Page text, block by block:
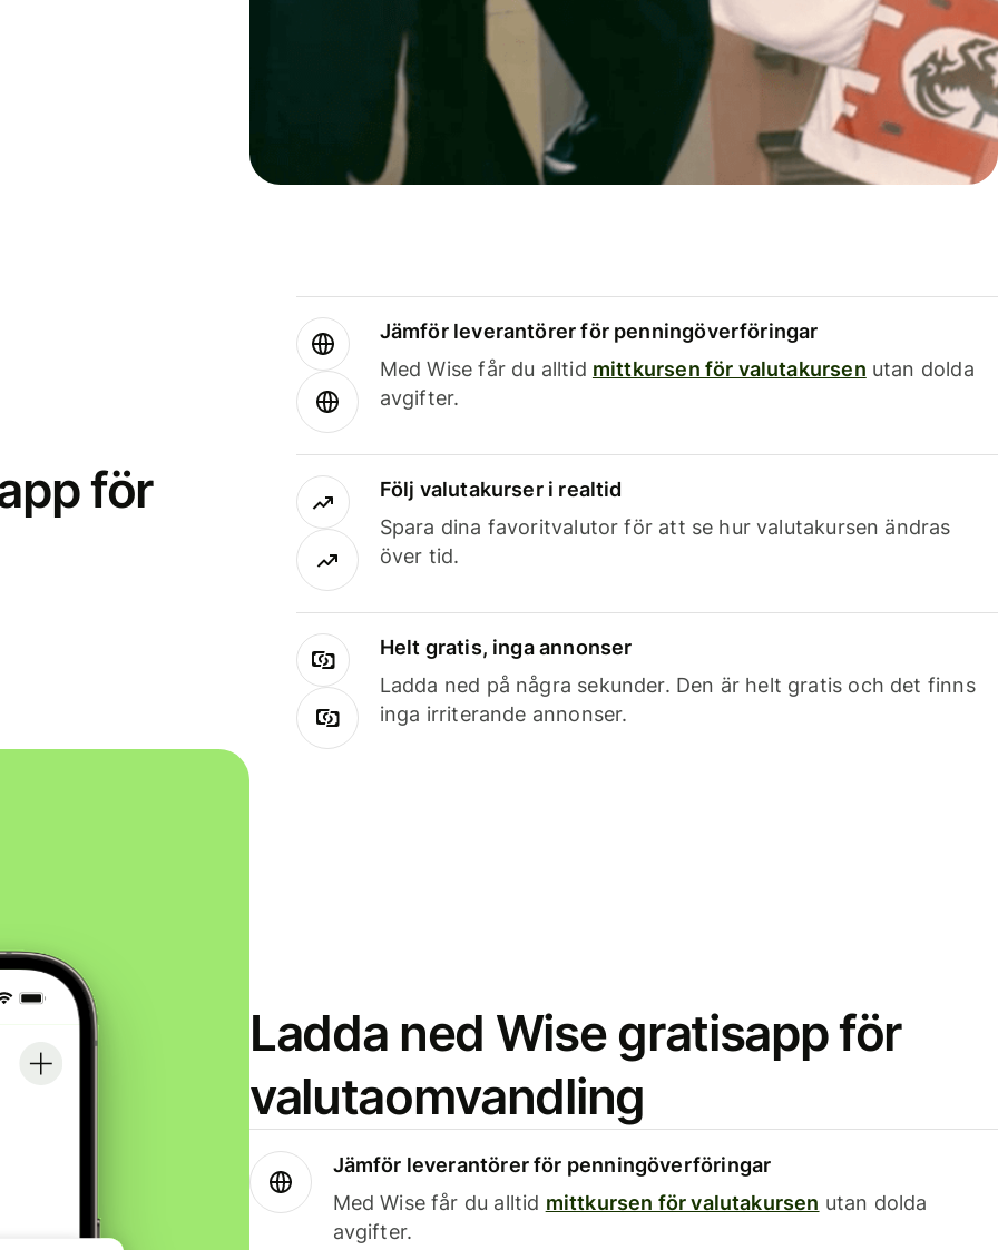
för
Jämför leverantörer för penningöverföringar
Med Wise får du alltid mittkursen för valutakursen utan dolda
avgifter.
Följ valutakurser i realtid
Spara dina favoritvalutor för att se hur valutakursen ändras
över tid.
Helt gratis, inga annonser
Ladda ned på några sekunder. Den är helt gratis och det finns
inga irriterande annonser.
Ladda ned Wise gratisapp för
valutaomvandling
Jämför leverantörer för penningöverföringar
Med Wise får du alltid mittkursen för valutakursen utan dolda
avgifter.